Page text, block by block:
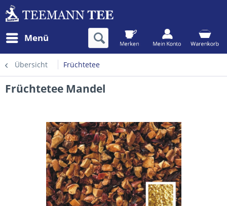
Menü
Übersicht Früchtetee
Früchtetee Mandel